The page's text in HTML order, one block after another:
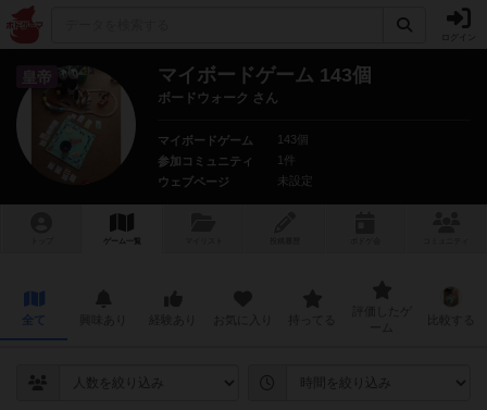
皇帝 マイボードゲーム 143個
ボードウォーク さん
マイボードゲーム
143個
参加コミュニティ
1件
ウェブページ
未設定
ゲーム一覧
全て